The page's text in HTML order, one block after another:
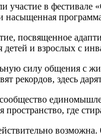
участие в
насыщенная
посвященное
и взрослых с
силу общения с
рекордов, здесь
пространство, где